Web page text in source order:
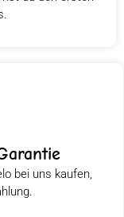
bei uns kaufen,